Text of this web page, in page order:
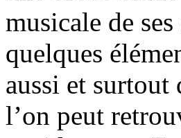
musicale de
quelques
aussi et surtout
l’on peut